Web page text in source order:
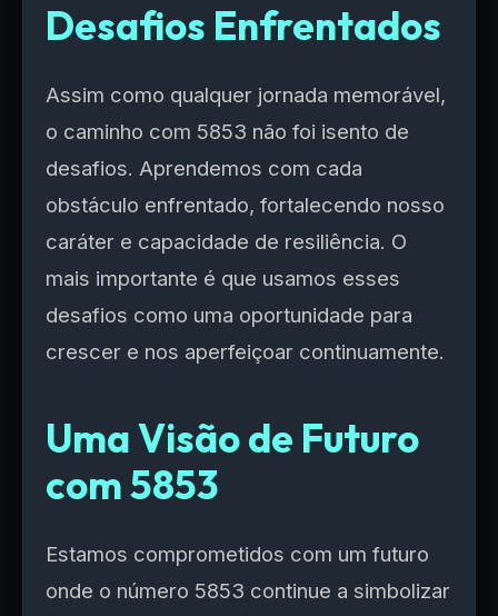
Desafios Enfrentados
Assim como qualquer jornada memorável,
o caminho com 5853 não foi isento de
desafios. Aprendemos com cada
obstáculo enfrentado, fortalecendo nosso
caráter e capacidade de resiliência. O
mais importante é que usamos esses
desafios como uma oportunidade para
crescer e nos aperfeiçoar continuamente.
Uma Visão de Futuro
com 5853
Estamos comprometidos com um futuro
onde o número 5853 continue a simbolizar